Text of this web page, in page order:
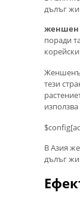
дълъг
женшен
поради
тези
В Азия
дълъг